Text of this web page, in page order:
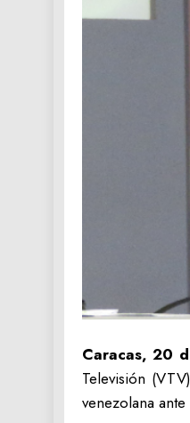
Caracas, 20
Televisión
venezolana